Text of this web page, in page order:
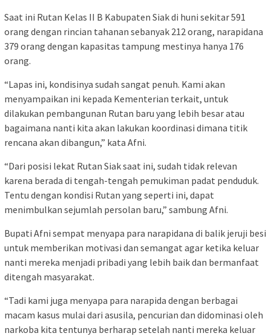
Saat ini Rutan Kelas II B Kabupaten Siak di huni sekitar 591
orang dengan rincian tahanan sebanyak 212 orang, narapidana
379 orang dengan kapasitas tampung mestinya hanya 176
orang.
“Lapas ini, kondisinya sudah sangat penuh. Kami akan
menyampaikan ini kepada Kementerian terkait, untuk
dilakukan pembangunan Rutan baru yang lebih besar atau
bagaimana nanti kita akan lakukan koordinasi dimana titik
rencana akan dibangun,” kata Afni.
“Dari posisi lekat Rutan Siak saat ini, sudah tidak relevan
karena berada di tengah-tengah pemukiman padat penduduk.
Tentu dengan kondisi Rutan yang seperti ini, dapat
menimbulkan sejumlah persolan baru,” sambung Afni.
Bupati Afni sempat menyapa para narapidana di balik jeruji besi
untuk memberikan motivasi dan semangat agar ketika keluar
nanti mereka menjadi pribadi yang lebih baik dan bermanfaat
ditengah masyarakat.
“Tadi kami juga menyapa para narapida dengan berbagai
macam kasus mulai dari asusila, pencurian dan didominasi oleh
narkoba kita tentunya berharap setelah nanti mereka keluar